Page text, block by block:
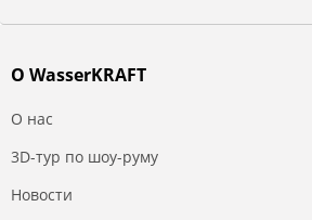
О WasserKRAFT
О нас
3D-тур по шоу-руму
Новости